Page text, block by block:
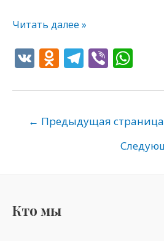
Читать далее »
V O
n
o
ki
T
e
gr
a
Vi
er at
s
p
← Предыдущая страница
Кто мы